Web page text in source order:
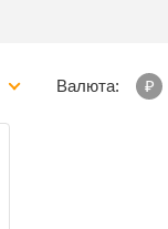
Валюта: ₽